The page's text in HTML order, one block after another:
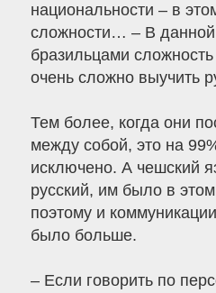
национальности – в
сложности… – В данной
бразильцами
очень сложно выучить
Тем более, когда они
между собой, это на
исключено. А чешский
русский, им было в
поэтому и
было больше.
– Если говорить по